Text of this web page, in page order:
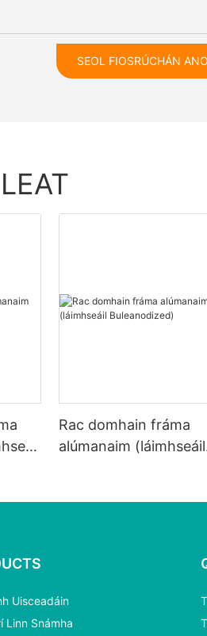
SEOL FIOSRÚCHÁN
Rac domhain fráma
alúmanaim (láimhseáil
Uisceadáin
Linn Snámha